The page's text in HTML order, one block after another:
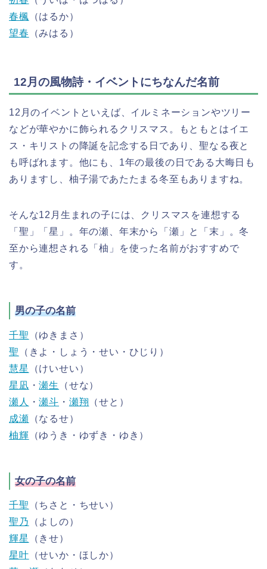
春楓 （はるか）
望春 （みはる）
12月の風物詩・イベントにちなんだ名前
12月のイベントといえば、イルミネーションやツリー
などが華やかに飾られるクリスマス。もともとはイエ
ス・キリストの降誕を記念する日であり、聖なる夜と
も呼ばれます。他にも、1年の最後の日である大晦日も
ありますし、柚子湯であたたまる冬至もありますね。
そんな12月生まれの子には、クリスマスを連想する
「聖」「星」。年の瀬、年末から「瀬」と「末」。冬
至から連想される「柚」を使った名前がおすすめで
す。
男の子の名前
千聖 （ゆきまさ）
聖
（きよ・しょう・せい・ひじり）
慧星
（けいせい）
星凪 ・瀬生
（せな）
瀬人
・瀬斗 ・ 瀬翔 （せと）
成瀬 （なるせ）
柚輝 （ゆうき・ゆずき・ゆき）
女の子の名前
千聖 （ちさと・ちせい）
聖乃 （よしの）
輝星
（きせ）
星叶 （せいか・ほしか）